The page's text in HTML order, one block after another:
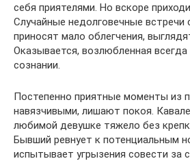
себя приятелями. Но вскоре
Случайные недолговечные
приносят мало облегчения,
Оказывается, возлюбленная всегда
сознании.
Постепенно приятные моменты из
навязчивыми, лишают покоя.
любимой девушке тяжело без
Бывший ревнует к потенциальным
испытывает угрызения совести за